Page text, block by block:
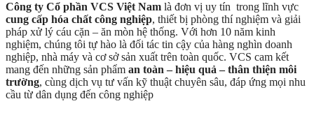
Công ty Cổ phần VCS Việt Nam là đơn vị uy tín trong lĩnh vực
cung cấp hóa chất công nghiệp, thiết bị phòng thí nghiệm và giải
pháp xử lý cáu cặn – ăn mòn hệ thống. Với hơn 10 năm kinh
nghiệm, chúng tôi tự hào là đối tác tin cậy của hàng nghìn doanh
nghiệp, nhà máy và cơ sở sản xuất trên toàn quốc. VCS cam kết
mang đến những sản phẩm an toàn – hiệu quả – thân thiện môi
trường, cùng dịch vụ tư vấn kỹ thuật chuyên sâu, đáp ứng mọi nhu
cầu từ dân dụng đến công nghiệp